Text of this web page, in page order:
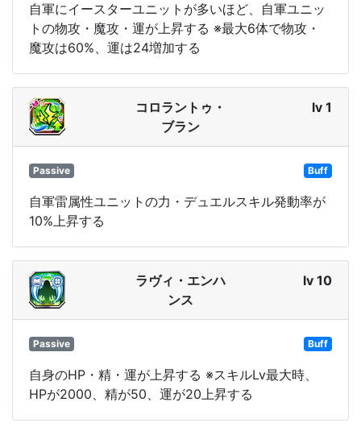
自軍にイースターユニットが多いほど、自軍ユニッ
トの物攻・魔攻・運が上昇する ※最大6体で物攻・
魔攻は60%、運は24増加する
コロラントゥ・
ブラン
lv 1
Passive Buff
自軍雷属性ユニットの力・デュエルスキル発動率が
10%上昇する
ラヴィ・エンハ
ンス
lv 10
Passive Buff
自身のHP・精・運が上昇する ※スキルLv最大時、
HPが2000、精が50、運が20上昇する